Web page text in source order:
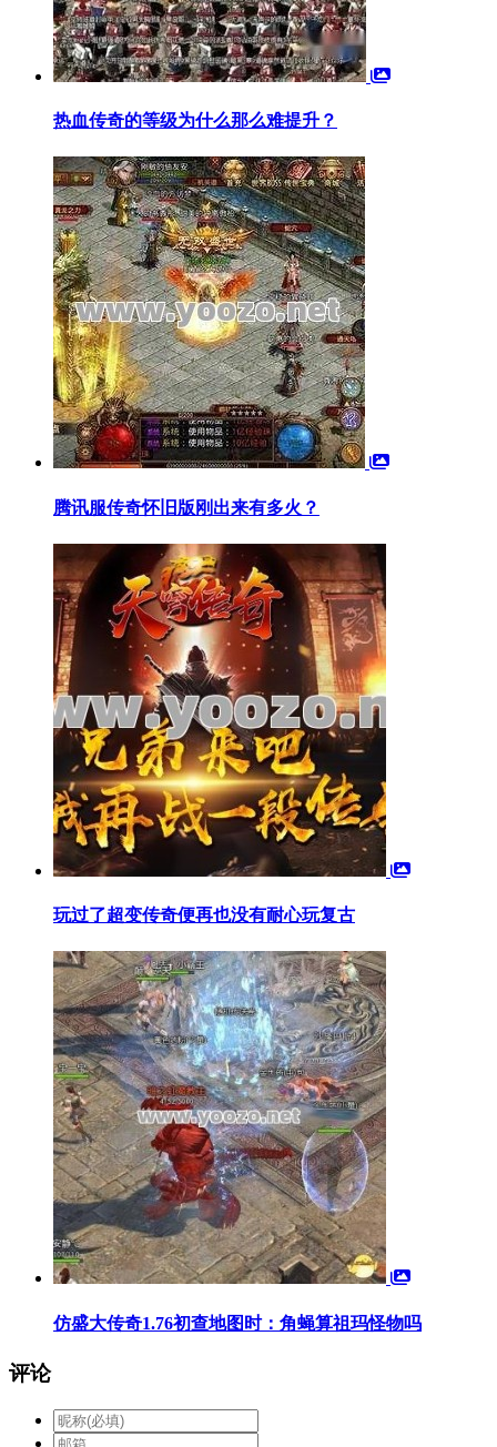
热血传奇的等级为什么那么难提升？
腾讯服传奇怀旧版刚出来有多火？
玩过了超变传奇便再也没有耐心玩复古
仿盛大传奇1.76初查地图时：角蝇算祖玛怪物吗
评论